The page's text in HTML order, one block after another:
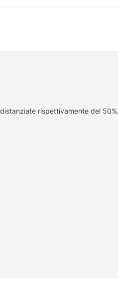
rispettivamente del